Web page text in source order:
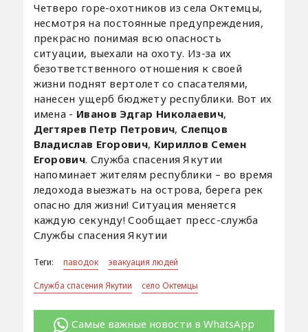
Четверо горе-охотников из села Октемцы,
несмотря на постоянные предупреждения,
прекрасно понимая всю опасность
ситуации, выехали на охоту. Из-за их
безответственного отношения к своей
жизни поднят вертолет со спасателями,
нанесен ущерб бюджету республики. Вот их
имена - Иванов Эдгар Николаевич,
Дегтярев Петр Петрович, Слепцов
Владислав Егорович, Кириллов Семен
Егорович. Служба спасения Якутии
напоминает жителям республики – во время
ледохода выезжать на острова, берега рек
опасно для жизни! Ситуация меняется
каждую секунду! Сообщает пресс-служба
Службы спасения Якутии
Теги: паводок
эвакуация людей
Служба спасения Якутии
село Октемцы
Самые важные новости в WhatsApp